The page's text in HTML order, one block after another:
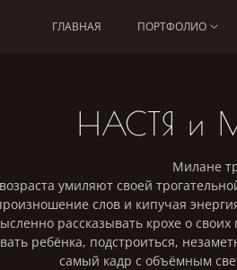
ГЛАВНАЯ ПОРТФОЛИО
НАСТЯ
Милане
умиляют своей
слов и кипучая
рассказывать крохе о
ребёнка, подстроиться,
самый кадр с объёмным